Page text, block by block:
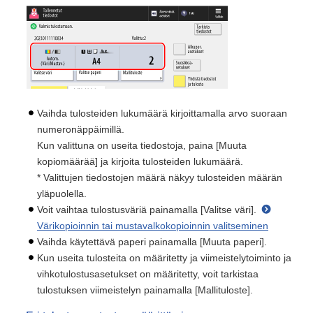
Vaihda tulosteiden lukumäärä kirjoittamalla arvo suoraan
numeronäppäimillä.
Kun valittuna on useita tiedostoja, paina [Muuta
kopiomäärää] ja kirjoita tulosteiden lukumäärä.
* Valittujen tiedostojen määrä näkyy tulosteiden määrän
yläpuolella.
Voit vaihtaa tulostusväriä painamalla [Valitse väri].
Värikopioinnin tai mustavalkokopioinnin valitseminen
Vaihda käytettävä paperi painamalla [Muuta paperi].
Kun useita tulosteita on määritetty ja viimeistelytoiminto ja
vihkotulostusasetukset on määritetty, voit tarkistaa
tulostuksen viimeistelyn painamalla [Mallituloste].